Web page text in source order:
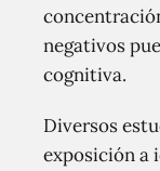
negativos
cognitiva.
Diversos
exposición a